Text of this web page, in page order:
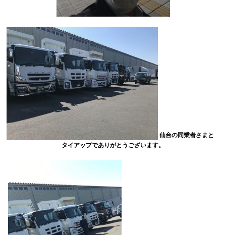
仙台の同業者さまと
タイアップでありがとうございます。